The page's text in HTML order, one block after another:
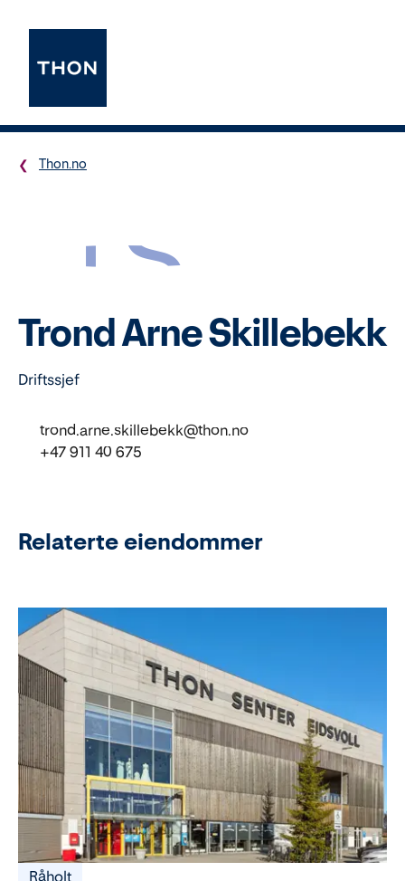
Thon.no
TS
Trond Arne Skillebekk
Driftssjef
trond.arne.skillebekk@thon.no
+47 911 40 675
Relaterte eiendommer
Råholt